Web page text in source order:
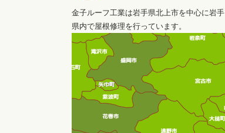
金子ルーフ工業は岩手県北上市を中心に岩手
県内で屋根修理を行っています。